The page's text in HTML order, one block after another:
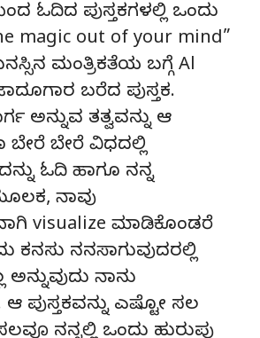
ಓದಿದ ಪುಸ್ತಕಗಳಲ್ಲಿ ಒಂದು
magic out of your mind”
ಮಂತ್ರಿಕತೆಯ ಬಗ್ಗೆ Al
ಬರೆದ ಪುಸ್ತಕ.
ಅನ್ನುವ ತತ್ವವನ್ನು ಆ
ಬೇರೆ ಬೇರೆ ವಿಧದಲ್ಲಿ
ಓದಿ ಹಾಗೂ ನನ್ನ
ನಾವು
visualize ಮಾಡಿಕೊಂಡರೆ
ಕನಸು ನನಸಾಗುವುದರಲ್ಲಿ
ನಾನು
ಆ ಪುಸ್ತಕವನ್ನು ಎಷ್ಟೋ ಸಲ
ನನ್ನಲ್ಲಿ ಒಂದು ಹುರುಪು